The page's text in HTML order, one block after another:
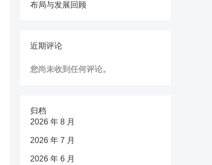
布局与发展回顾
近期评论
您尚未收到任何评论。
归档
2026 年 8 月
2026 年 7 月
2026 年 6 月